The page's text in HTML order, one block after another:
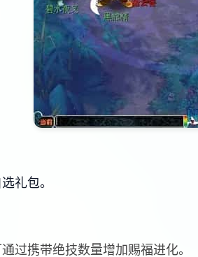
礼包。
过携带绝技数量增加赐福进化。